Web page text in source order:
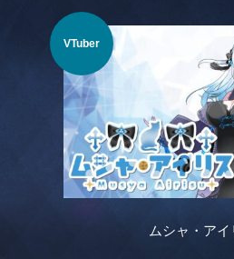
VTuber
ムシャ・アイ